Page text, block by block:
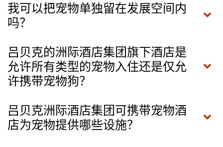
我可以把宠物单独留在发展空间内
吗？
吕贝克的洲际酒店集团旗下酒店是
允许所有类型的宠物入住还是仅允
许携带宠物狗？
吕贝克洲际酒店集团可携带宠物酒
店为宠物提供哪些设施？